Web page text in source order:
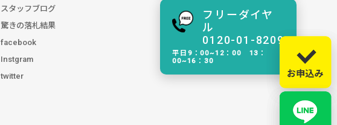
スタッフブログ
驚きの落札結果
facebook
Instgram
twitter
フリーダイヤ
ル
0120-01-8209
平日9：00~12：00 13：
00~16：30